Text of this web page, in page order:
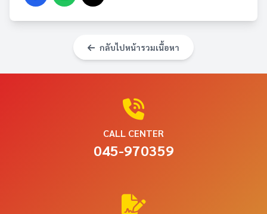
กลับไปหน้ารวมเนื้อหา
CALL CENTER
045-970359